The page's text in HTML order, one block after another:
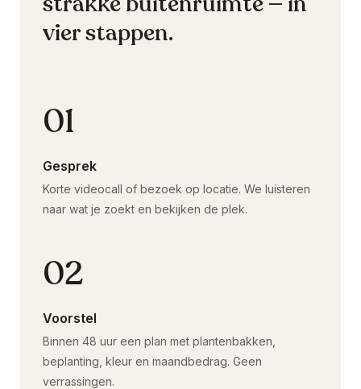
vier stappen.
01
Gesprek
Korte videocall of bezoek op locatie. We luisteren
naar wat je zoekt en bekijken de plek.
02
Voorstel
Binnen 48 uur een plan met plantenbakken,
beplanting, kleur en maandbedrag. Geen
verrassingen.